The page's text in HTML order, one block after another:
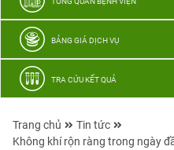
BẢNG GIÁ DỊCH VỤ
TRA CỨU KẾT QUẢ
Trang chủ
Tin tức
Không khí rộn ràng trong ngày